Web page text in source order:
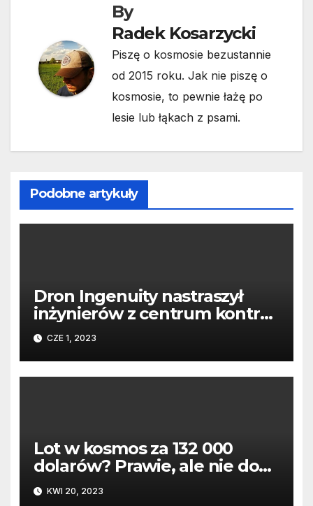
By
Radek Kosarzycki
Piszę o kosmosie bezustannie
od 2015 roku. Jak nie piszę o
kosmosie, to pewnie łażę po
lesie lub łąkach z psami.
Podobne artykuły
Dron Ingenuity nastraszył
inżynierów z centrum kontroli
misji. Sześć dni milczenia
CZE 1, 2023
Lot w kosmos za 132 000
dolarów? Prawie, ale nie do
końca
KWI 20, 2023